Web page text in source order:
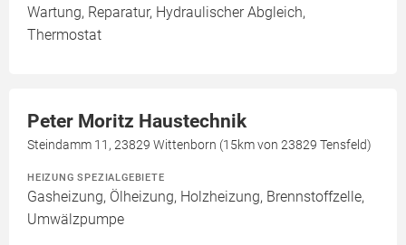
Wartung, Reparatur, Hydraulischer Abgleich,
Thermostat
Peter Moritz Haustechnik
Steindamm 11, 23829 Wittenborn (15km von 23829 Tensfeld)
HEIZUNG SPEZIALGEBIETE
Gasheizung, Ölheizung, Holzheizung, Brennstoffzelle,
Umwälzpumpe